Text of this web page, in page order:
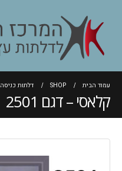
עמוד הבית SHOP דלתות כניסה
קלאסי – דגם 2501